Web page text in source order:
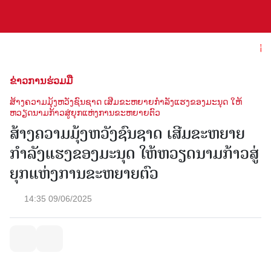
ຕ້
ຂ່າວການຮ່ວມມື
ສ້າງຄວາມມຸ້ງຫວັງຊົນຊາດ ເສີມຂະຫຍາຍກໍາລັງແຮງຂອງມະນຸດ ໃຫ້
ຫວຽດນາມກ້າວສູ່ຍຸກແຫ່ງການຂະຫຍາຍຕົວ
ສ້າງຄວາມມຸ້ງຫວັງຊົນຊາດ ເສີມຂະຫຍາຍ
ກໍາລັງແຮງຂອງມະນຸດ ໃຫ້ຫວຽດນາມກ້າວສູ່
ຍຸກແຫ່ງການຂະຫຍາຍຕົວ
14:35 09/06/2025